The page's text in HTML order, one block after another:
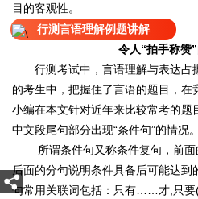
目的客观性。
行测言语理解例题讲解
令人“拍手称赞
行测考试中，言语理解与表达占
的考生中，把握住了言语的题目，在
小编在本文针对近年来比较常考的题
中文段尾句部分出现“条件句”的情况。
所谓条件句又称条件复句，前面
后面的分句说明条件具备后可能达到
句常用关联词包括：只有……才;只